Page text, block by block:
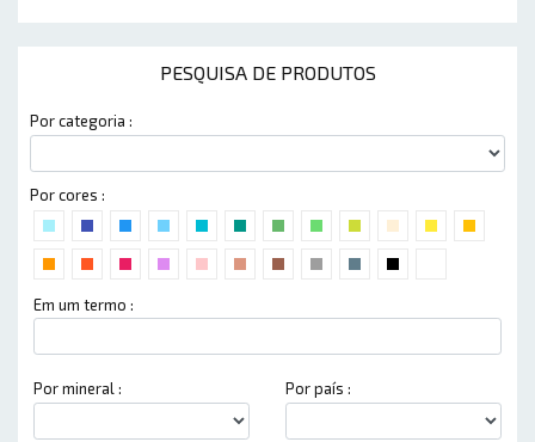
PESQUISA DE PRODUTOS
Por categoria :
Por cores :
Em um termo :
Por mineral : Por país :